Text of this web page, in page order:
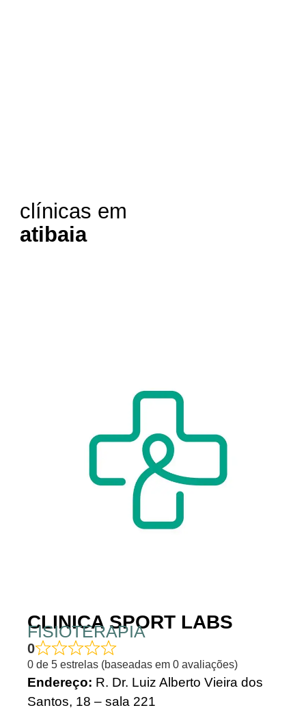
clínicas em
atibaia
CLINICA SPORT LABS
FISIOTERAPIA
0
0 de 5 estrelas (baseadas em 0 avaliações)
Endereço: R. Dr. Luiz Alberto Vieira dos
Santos, 18 – sala 221